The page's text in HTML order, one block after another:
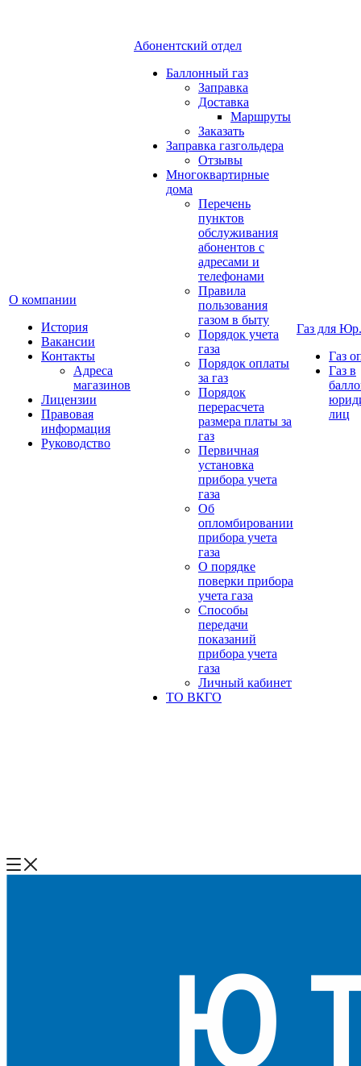
О компании
История
Вакансии
Контакты
Адреса
магазинов
Лицензии
Правовая
информация
Руководство
Абонентский отдел
Баллонный газ
Заправка
Доставка
Маршруты
Заказать
Заправка газгольдера
Отзывы
Многоквартирные
дома
Перечень
пунктов
обслуживания
абонентов с
адресами и
телефонами
Правила
пользования
газом в быту
Порядок учета
газа
Порядок оплаты
за газ
Порядок
перерасчета
размера платы за
газ
Первичная
установка
прибора учета
газа
Об
опломбировании
прибора учета
газа
О порядке
поверки прибора
учета газа
Способы
передачи
показаний
прибора учета
газа
Личный кабинет
ТО ВКГО
Газ для
Газ
Газ в
лиц